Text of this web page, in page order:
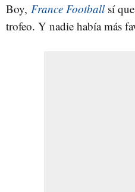
Boy, France Footballsí que
trofeo. Y nadie había más